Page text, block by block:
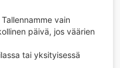
vain
päivä, jos väärien
tai yksityisessä